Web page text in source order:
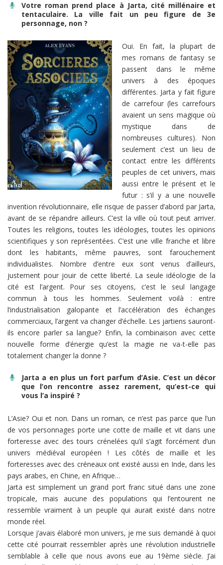
Votre roman prend place à Jarta, cité millénaire et
tentaculaire. La ville fait un peu figure de 3e
personnage, non ?
Oui. En fait, la plupart de
mes romans de fantasy se
passent dans le même
univers à des époques
différentes. Jarta y fait figure
de carrefour (les carrefours
avaient un sens magique où
mystique dans de
nombreuses cultures). Non
seulement c’est un lieu de
contact entre les différents
peuples de cet univers, mais
aussi entre le présent et le
futur : s’il y a une nouvelle
invention révolutionnaire, elle risque de passer d’abord par Jarta,
avant de se répandre ailleurs. C’est la ville où tout peut arriver.
Toutes les religions, toutes les idéologies, toutes les opinions
scientifiques y son représentées. C’est une ville franche et libre
dont les habitants, même pauvres, sont farouchement
individualistes. Nombre d’entre eux sont venus d’ailleurs,
justement pour jouir de cette liberté. La seule idéologie de la
cité est l’argent. Pour ses citoyens, c’est le seul langage
commun à tous les hommes. Seulement voilà : entre
l’industrialisation galopante et l’accélération des échanges
commerciaux, l’argent va changer d’échelle. Les jartiens sauront-
ils encore parler sa langue? Enfin, la combinaison avec cette
nouvelle forme d’énergie qu’est la magie ne va-t-elle pas
totalement changer la donne ?
Jarta a en plus un fort parfum d’Asie. C’est un décor
que l’on rencontre assez rarement, qu’est-ce qui
vous l’a inspiré ?
L’Asie? Oui et non. Dans un roman, ce n’est pas parce que l’un
de vos personnages porte une cotte de maille et vit dans une
forteresse avec des tours crénelées qu’il s’agit forcément d’un
univers médiéval européen ! Les côtés de maille et les
forteresses avec des créneaux ont existé aussi en Inde, dans les
pays arabes, en Chine, en Afrique…
Jarta est simplement un grand port franc situé dans une zone
tropicale, mais aucune des populations qui l’entourent ne
ressemble vraiment à un peuple qui aurait existé dans notre
monde réel.
Lorsque j’avais élaboré mon univers, je me suis demandé à quoi
cette cité pourrait ressembler après une révolution industrielle
semblable à celle que nous avons eue au 19ème siècle. J’ai